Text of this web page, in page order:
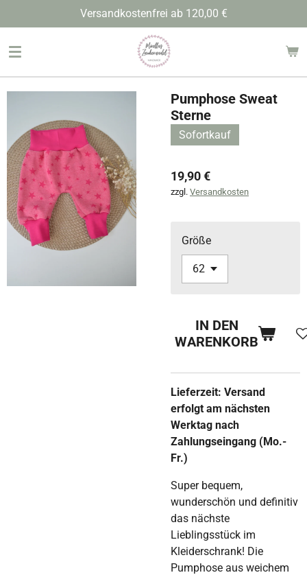
Hauptinhalt
springen
Versandkostenfrei ab 120,00 €
Pumphose Sweat
Sterne
Sofortkauf
19,90 €
zzgl. Versandkosten
Größe
IN DEN
WARENKORB
Lieferzeit: Versand
erfolgt am nächsten
Werktag nach
Zahlungseingang (Mo.-
Fr.)
Super bequem,
wunderschön und definitiv
das nächste
Lieblingsstück im
Kleiderschrank! Die
Pumphose aus weichem